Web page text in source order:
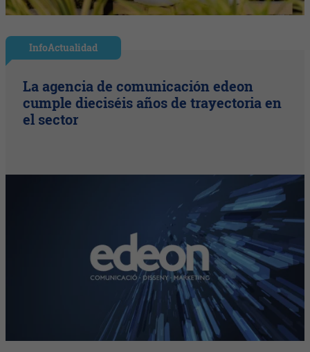
InfoActualidad
La agencia de comunicación edeon
cumple dieciséis años de trayectoria en
el sector